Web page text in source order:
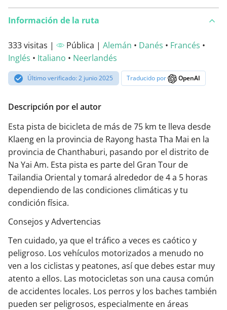
Información de la ruta
333 visitas | Pública | Alemán • Danés • Francés •
Inglés • Italiano • Neerlandés
Último verificado: 2 junio 2025 Traducido por OpenAI
Descripción por el autor
Esta pista de bicicleta de más de 75 km te lleva desde
Klaeng en la provincia de Rayong hasta Tha Mai en la
provincia de Chanthaburi, pasando por el distrito de
Na Yai Am. Esta pista es parte del Gran Tour de
Tailandia Oriental y tomará alrededor de 4 a 5 horas
dependiendo de las condiciones climáticas y tu
condición física.
Consejos y Advertencias
Ten cuidado, ya que el tráfico a veces es caótico y
peligroso. Los vehículos motorizados a menudo no
ven a los ciclistas y peatones, así que debes estar muy
atento a ellos. Las motocicletas son una causa común
de accidentes locales. Los perros y los baches también
pueden ser peligrosos, especialmente en áreas